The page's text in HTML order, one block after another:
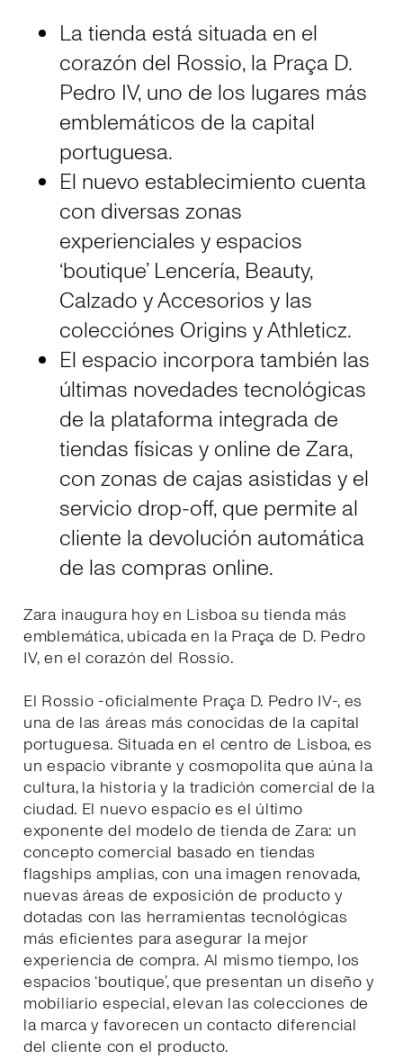
La tienda está situada en el
corazón del Rossio, la Praça D.
Pedro IV, uno de los lugares más
emblemáticos de la capital
portuguesa.
El nuevo establecimiento cuenta
con diversas zonas
experienciales y espacios
‘boutique’ Lencería, Beauty,
Calzado y Accesorios y las
colecciónes Origins y Athleticz.
El espacio incorpora también las
últimas novedades tecnológicas
de la plataforma integrada de
tiendas físicas y online de Zara,
con zonas de cajas asistidas y el
servicio drop-off, que permite al
cliente la devolución automática
de las compras online.
Zara inaugura hoy en Lisboa su tienda más
emblemática, ubicada en la Praça de D. Pedro
IV, en el corazón del Rossio.
El Rossio -oficialmente Praça D. Pedro IV-, es
una de las áreas más conocidas de la capital
portuguesa. Situada en el centro de Lisboa, es
un espacio vibrante y cosmopolita que aúna la
cultura, la historia y la tradición comercial de la
ciudad. El nuevo espacio es el último
exponente del modelo de tienda de Zara: un
concepto comercial basado en tiendas
flagships amplias, con una imagen renovada,
nuevas áreas de exposición de producto y
dotadas con las herramientas tecnológicas
más eficientes para asegurar la mejor
experiencia de compra. Al mismo tiempo, los
espacios ‘boutique’, que presentan un diseño y
mobiliario especial, elevan las colecciones de
la marca y favorecen un contacto diferencial
del cliente con el producto.